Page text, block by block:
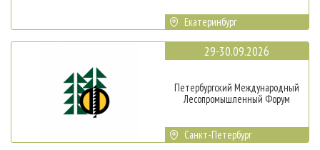
Екатеринбург
29-30.09.2026
Петербургский Международный
Лесопромышленный Форум
Санкт-Петербург